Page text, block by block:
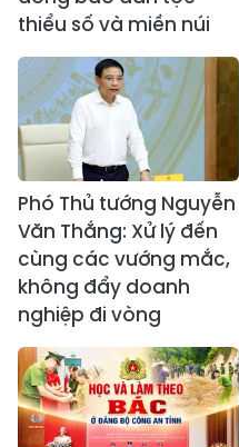
thiểu số và miền núi
Phó Thủ tướng Nguyễn
Văn Thắng: Xử lý đến
cùng các vướng mắc,
không đẩy doanh
nghiệp đi vòng